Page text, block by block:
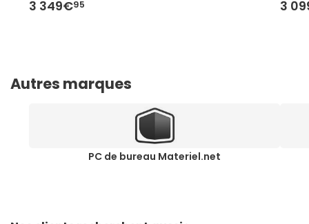
3 349€95 3
Autres marques
PC de bureau Materiel.net